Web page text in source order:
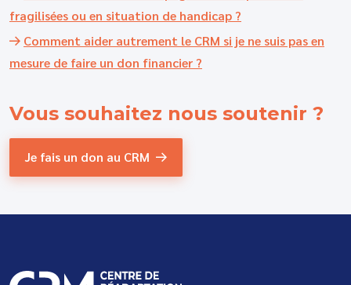
fragilisées ou en situation de handicap ?
Comment aider autrement le CRM si je ne suis pas en
mesure de faire un don financier ?
Vous souhaitez nous soutenir ?
Je fais un don au CRM